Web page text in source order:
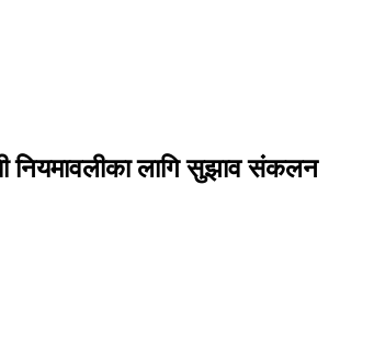
नियमावलीका लागि सुझाव संकलन